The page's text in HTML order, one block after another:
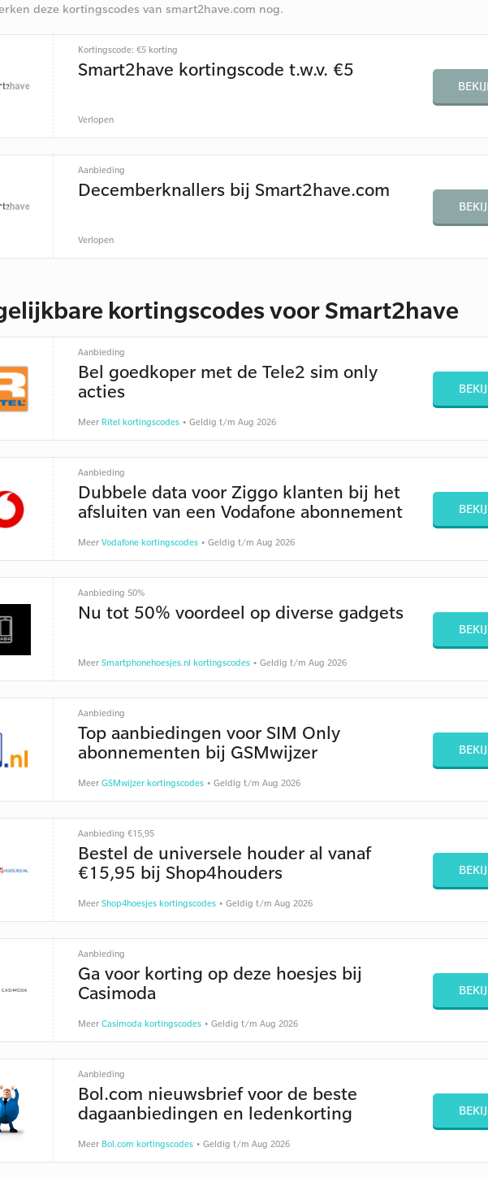
deze kortingscodes van smart2have.com nog.
Kortingscode: €5 korting
Smart2have kortingscode t.w.v. €5
Verlopen
Aanbieding
Decemberknallers bij Smart2have.com
Verlopen
kortingscodes voor Smart2have
Aanbieding
Bel goedkoper met de Tele2 sim only
acties
Meer Ritel kortingscodes• Geldig t/m Aug 2026
Aanbieding
Dubbele data voor Ziggo klanten bij het
afsluiten van een Vodafone abonnement
Meer Vodafone kortingscodes• Geldig t/m Aug 2026
Aanbieding 50%
Nu tot 50% voordeel op diverse gadgets
Meer Smartphonehoesjes.nl kortingscodes• Geldig t/m Aug 2026
Aanbieding
Top aanbiedingen voor SIM Only
abonnementen bij GSMwijzer
Meer GSMwijzer kortingscodes• Geldig t/m Aug 2026
Aanbieding €15,95
Bestel de universele houder al vanaf
€15,95 bij Shop4houders
Meer Shop4hoesjes kortingscodes• Geldig t/m Aug 2026
Aanbieding
Ga voor korting op deze hoesjes bij
Casimoda
Meer Casimoda kortingscodes• Geldig t/m Aug 2026
Aanbieding
Bol.com nieuwsbrief voor de beste
dagaanbiedingen en ledenkorting
Meer Bol.com kortingscodes• Geldig t/m Aug 2026